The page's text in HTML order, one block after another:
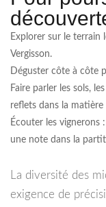
Explorer sur le terrain
Vergisson.
Déguster côte à côte
Faire parler les sols,
reflets dans la matière
Écouter les vignerons
une note dans la
La diversité des
exigence de